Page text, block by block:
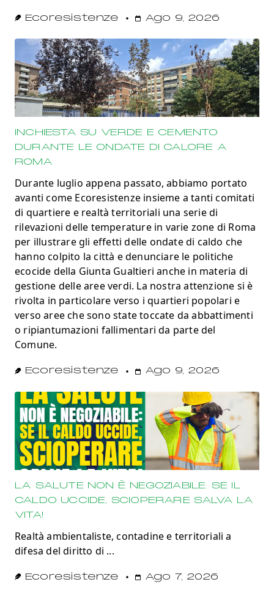
Ecoresistenze Ago 9, 2026
INCHIESTA SU VERDE E CEMENTO
DURANTE LE ONDATE DI CALORE A
ROMA
Durante luglio appena passato, abbiamo portato
avanti come Ecoresistenze insieme a tanti comitati
di quartiere e realtà territoriali una serie di
rilevazioni delle temperature in varie zone di Roma
per illustrare gli effetti delle ondate di caldo che
hanno colpito la città e denunciare le politiche
ecocide della Giunta Gualtieri anche in materia di
gestione delle aree verdi. La nostra attenzione si è
rivolta in particolare verso i quartieri popolari e
verso aree che sono state toccate da abbattimenti
o ripiantumazioni fallimentari da parte del
Comune.
Ecoresistenze Ago 9, 2026
LA SALUTE NON È NEGOZIABILE: SE IL
CALDO UCCIDE, SCIOPERARE SALVA LA
VITA!
Realtà ambientaliste, contadine e territoriali a
difesa del diritto di ...
Ecoresistenze Ago 7, 2026